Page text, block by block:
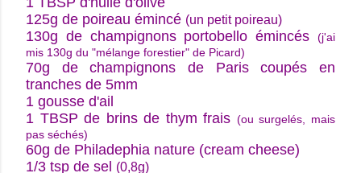
125g de poireau émincé (un petit poireau)
130g de champignons portobello émincés
(j'ai
mis 130g du "mélange forestier" de Picard)
70g de champignons de Paris coupés en
tranches de 5mm
1 gousse d'ail
1 TBSP de brins de thym frais (ou surgelés, mais
pas séchés)
60g de Philadephia nature (cream cheese)
1/3 tsp de sel (0,8g)